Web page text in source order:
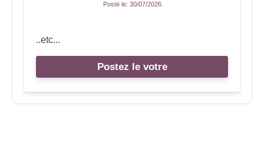
Posté le: 30/07/2026
..etc...
Postez le votre